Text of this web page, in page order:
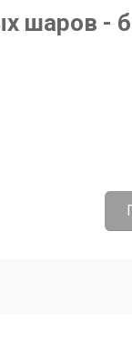
шаров -